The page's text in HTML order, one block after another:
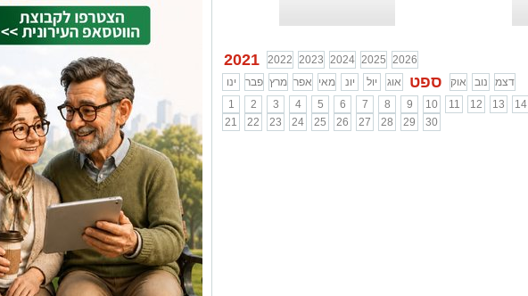
2021 2022 2023 2024 2025 2026
ינו
פבר מרץ אפר מאי יונ יול אוג ספט אוק נוב
דצמ
1
2 3 4 5 6 7 8 9 10 11 12 13 14
21
22 23 24 25 26 27 28 29 30